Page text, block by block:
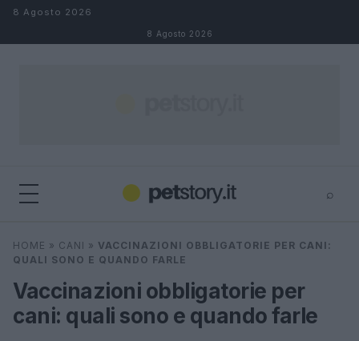
Salta al contenuto
8 Agosto 2026
8 Agosto 2026
⌕
Cerca ⌕ ×
HOME » CANI » VACCINAZIONI OBBLIGATORIE PER CANI:
QUALI SONO E QUANDO FARLE
Vaccinazioni obbligatorie per
cani: quali sono e quando farle